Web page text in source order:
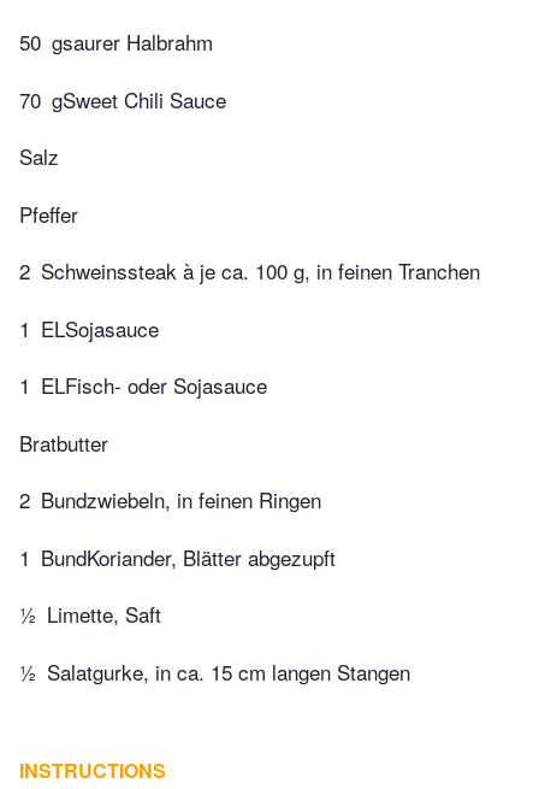
50 gsaurer Halbrahm
70 gSweet Chili Sauce
Salz
Pfeffer
2 Schweinssteak à je ca. 100 g, in feinen Tranchen
1 ELSojasauce
1 ELFisch- oder Sojasauce
Bratbutter
2 Bundzwiebeln, in feinen Ringen
1 BundKoriander, Blätter abgezupft
½ Limette, Saft
½ Salatgurke, in ca. 15 cm langen Stangen
INSTRUCTIONS